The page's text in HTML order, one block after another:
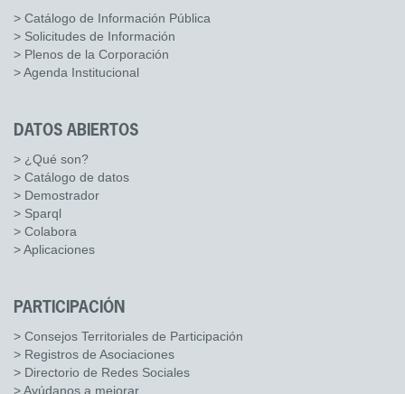
> Catálogo de Información Pública
> Solicitudes de Información
> Plenos de la Corporación
> Agenda Institucional
DATOS ABIERTOS
> ¿Qué son?
> Catálogo de datos
> Demostrador
> Sparql
> Colabora
> Aplicaciones
PARTICIPACIÓN
> Consejos Territoriales de Participación
> Registros de Asociaciones
> Directorio de Redes Sociales
> Ayúdanos a mejorar